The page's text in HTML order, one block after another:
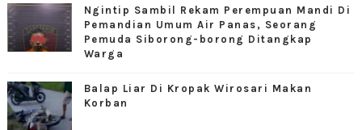
Ngintip Sambil Rekam Perempuan Mandi Di
Pemandian Umum Air Panas, Seorang
Pemuda Siborong-borong Ditangkap
Warga
Balap Liar Di Kropak Wirosari Makan
Korban